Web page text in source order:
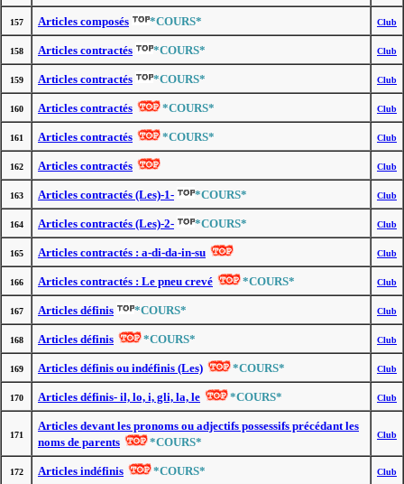
157 Articles composés *COURS* Club
158 Articles contractés *COURS* Club
159 Articles contractés *COURS* Club
160 Articles contractés *COURS* Club
161 Articles contractés *COURS* Club
162 Articles contractés Club
163 Articles contractés (Les)-1- *COURS* Club
164 Articles contractés (Les)-2- *COURS* Club
165 Articles contractés : a-di-da-in-su Club
166 Articles contractés : Le pneu crevé *COURS* Club
167 Articles définis *COURS* Club
168 Articles définis *COURS* Club
169 Articles définis ou indéfinis (Les) *COURS* Club
170 Articles définis- il, lo, i, gli, la, le *COURS* Club
171
Articles devant les pronoms ou adjectifs possessifs précédant les
noms de parents
*COURS*
Club
172 Articles indéfinis *COURS* Club